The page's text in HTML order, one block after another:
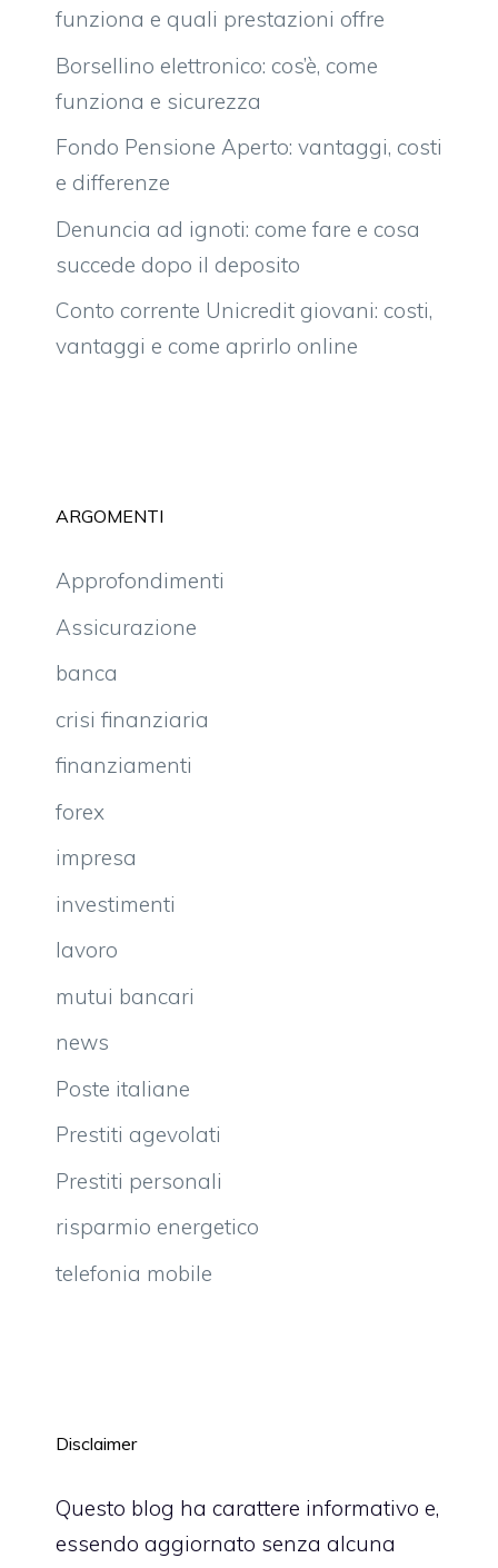
funziona e quali prestazioni offre
Borsellino elettronico: cos’è, come
funziona e sicurezza
Fondo Pensione Aperto: vantaggi, costi
e differenze
Denuncia ad ignoti: come fare e cosa
succede dopo il deposito
Conto corrente Unicredit giovani: costi,
vantaggi e come aprirlo online
ARGOMENTI
Approfondimenti
Assicurazione
banca
crisi finanziaria
finanziamenti
forex
impresa
investimenti
lavoro
mutui bancari
news
Poste italiane
Prestiti agevolati
Prestiti personali
risparmio energetico
telefonia mobile
Disclaimer
Questo blog ha carattere informativo e,
essendo aggiornato senza alcuna